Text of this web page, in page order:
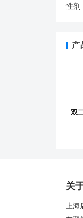
性剂
产
关
上海